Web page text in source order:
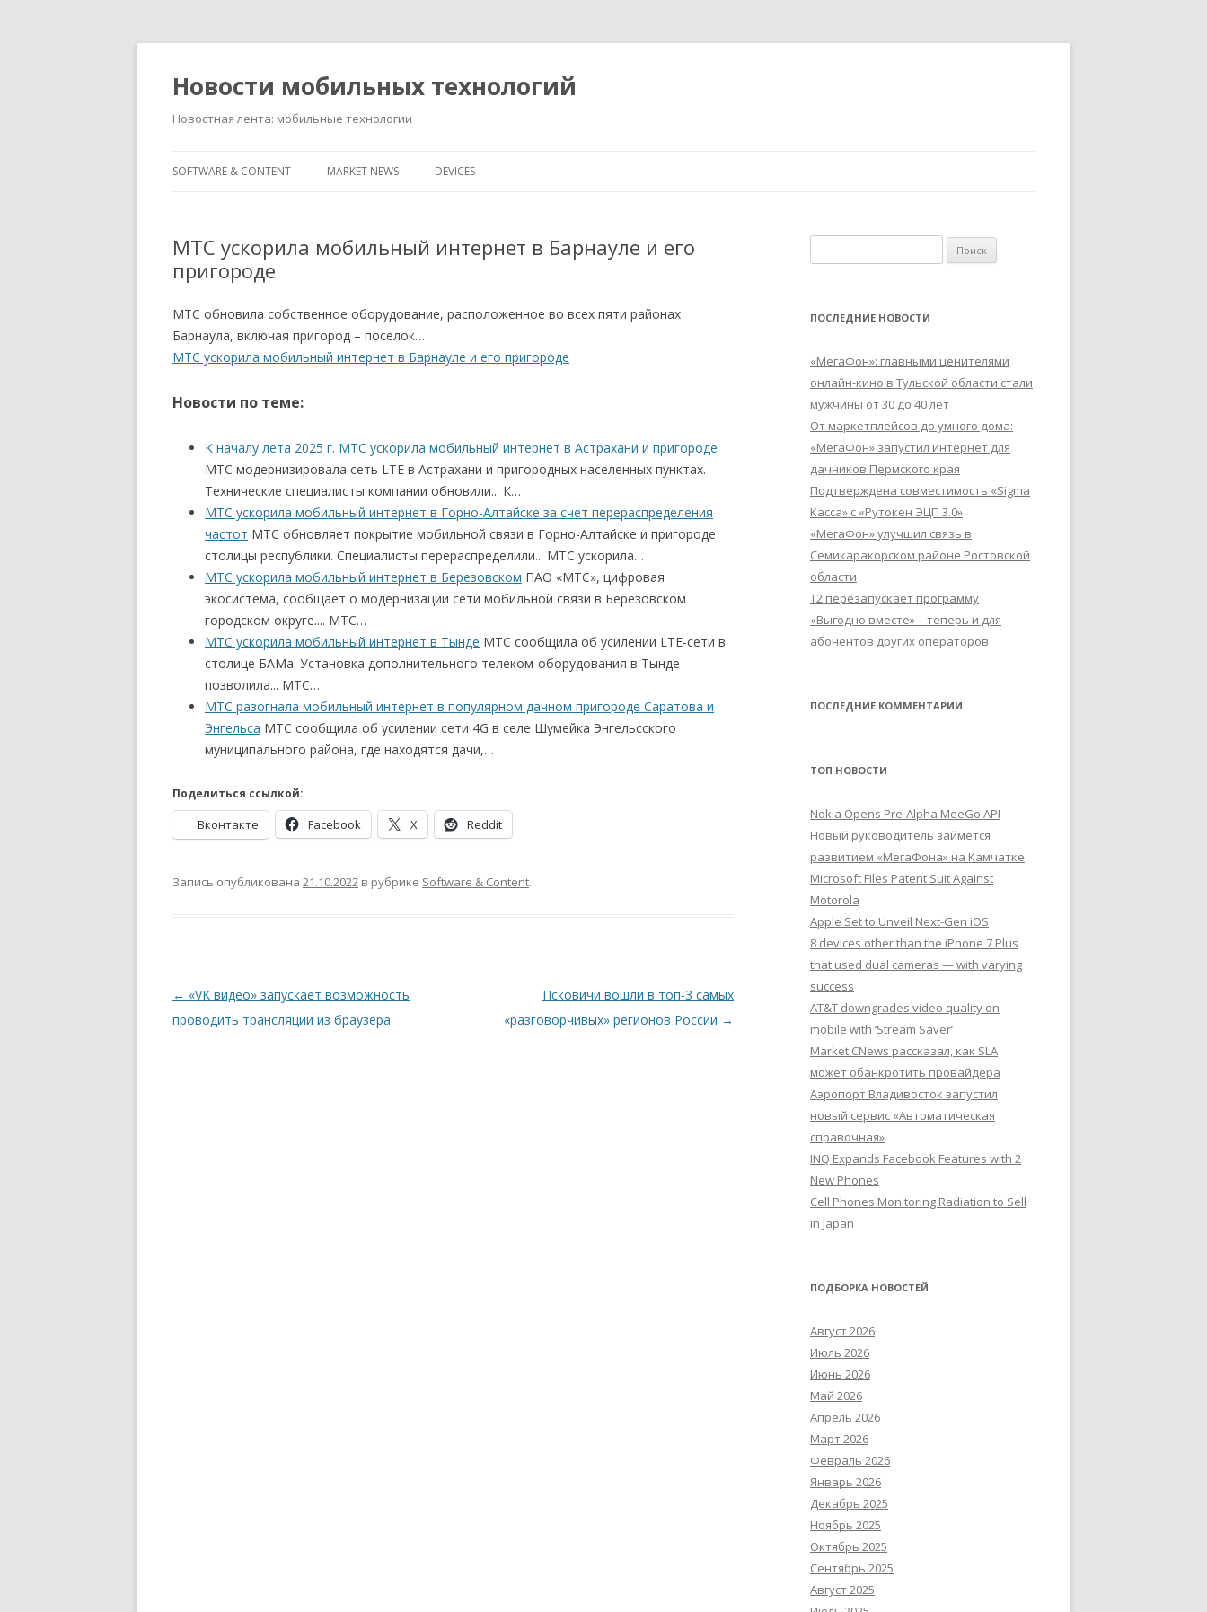
Новости мобильных технологий
Новостная лента: мобильные технологии
SOFTWARE & CONTENT MARKET NEWS DEVICES
МТС ускорила мобильный интернет в Барнауле и его
пригороде
МТС обновила собственное оборудование, расположенное во всех пяти районах
Барнаула, включая пригород – поселок…
МТС ускорила мобильный интернет в Барнауле и его пригороде
Новости по теме:
К началу лета 2025 г. МТС ускорила мобильный интернет в Астрахани и пригороде
МТС модернизировала сеть LTE в Астрахани и пригородных населенных пунктах.
Технические специалисты компании обновили... К…
МТС ускорила мобильный интернет в Горно-Алтайске за счет перераспределения
частот МТС обновляет покрытие мобильной связи в Горно-Алтайске и пригороде
столицы республики. Специалисты перераспределили... МТС ускорила…
МТС ускорила мобильный интернет в Березовском ПАО «МТС», цифровая
экосистема, сообщает о модернизации сети мобильной связи в Березовском
городском округе.... МТС…
МТС ускорила мобильный интернет в Тынде МТС сообщила об усилении LTE-сети в
столице БАМа. Установка дополнительного телеком-оборудования в Тынде
позволила... МТС…
МТС разогнала мобильный интернет в популярном дачном пригороде Саратова и
Энгельса МТС сообщила об усилении сети 4G в селе Шумейка Энгельсского
муниципального района, где находятся дачи,…
Поделиться ссылкой:
Вконтакте Facebook X Reddit
Запись опубликована 21.10.2022 в рубрике Software & Content.
Навигация
по
← «VK видео» запускает возможность
проводить трансляции из браузера
Псковичи вошли в топ-3 самых
«разговорчивых» регионов России →
ПОСЛЕДНИЕ НОВОСТИ
«МегаФон»: главными ценителями
онлайн-кино в Тульской области стали
мужчины от 30 до 40 лет
От маркетплейсов до умного дома:
«МегаФон» запустил интернет для
дачников Пермского края
Подтверждена совместимость «Sigma
Касса» с «Рутокен ЭЦП 3.0»
«МегаФон» улучшил связь в
Семикаракорском районе Ростовской
области
Т2 перезапускает программу
«Выгодно вместе» – теперь и для
абонентов других операторов
ПОСЛЕДНИЕ КОММЕНТАРИИ
ТОП НОВОСТИ
Nokia Opens Pre-Alpha MeeGo API
Новый руководитель займется
развитием «МегаФона» на Камчатке
Microsoft Files Patent Suit Against
Motorola
Apple Set to Unveil Next-Gen iOS
8 devices other than the iPhone 7 Plus
that used dual cameras — with varying
success
AT&T downgrades video quality on
mobile with ‘Stream Saver’
Market.CNews рассказал, как SLA
может обанкротить провайдера
Аэропорт Владивосток запустил
новый сервис «Автоматическая
справочная»
INQ Expands Facebook Features with 2
New Phones
Cell Phones Monitoring Radiation to Sell
in Japan
ПОДБОРКА НОВОСТЕЙ
Август 2026
Июль 2026
Июнь 2026
Май 2026
Апрель 2026
Март 2026
Февраль 2026
Январь 2026
Декабрь 2025
Ноябрь 2025
Октябрь 2025
Сентябрь 2025
Август 2025